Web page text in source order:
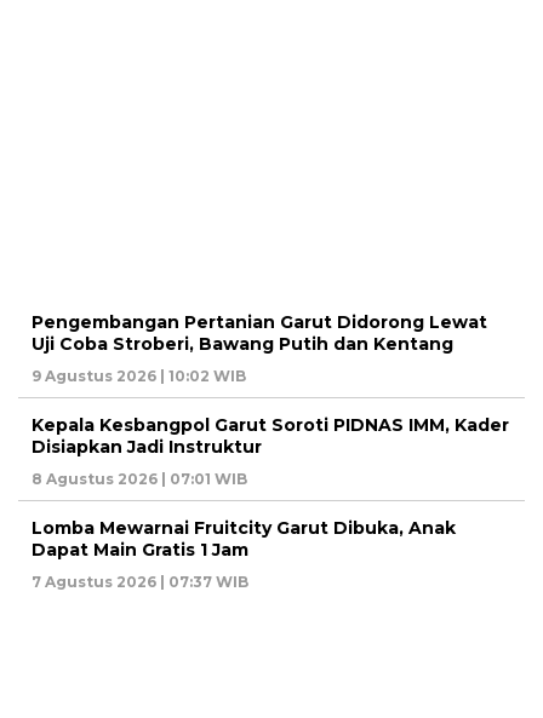
Pengembangan Pertanian Garut Didorong Lewat
Uji Coba Stroberi, Bawang Putih dan Kentang
9 Agustus 2026 | 10:02 WIB
Kepala Kesbangpol Garut Soroti PIDNAS IMM, Kader
Disiapkan Jadi Instruktur
8 Agustus 2026 | 07:01 WIB
Lomba Mewarnai Fruitcity Garut Dibuka, Anak
Dapat Main Gratis 1 Jam
7 Agustus 2026 | 07:37 WIB